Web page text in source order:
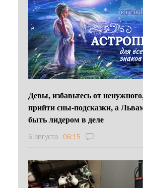
Девы, избавьтесь от
прийти сны-подсказки, а
быть лидером в деле
6 августа 06:15